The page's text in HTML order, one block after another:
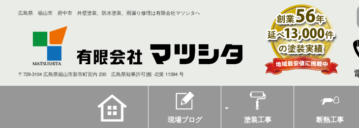
広島県 福山市 府中市 外壁塗装、防水塗装、雨漏り修理は有限会社マツシタへ
〒729-3104 広島県福山市新市町宮内 230 広島県知事許可(般 -2)第 11394 号
現場ブログ 塗装工事 断熱工事